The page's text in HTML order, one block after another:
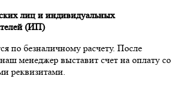
лиц и индивидуальных
(ИП)
по безналичному расчету. После
менеджер выставит счет на оплату со
реквизитами.